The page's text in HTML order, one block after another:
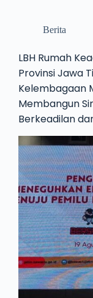
Berita
LBH Rumah
Provinsi Jawa
Kelembagaan
Membangun
Berkeadilan